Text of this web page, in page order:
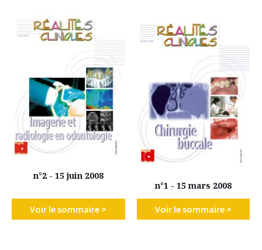
n°2 - 15 juin 2008
Voir le sommaire >
n°1 - 15 mars 2008
Voir le sommaire >